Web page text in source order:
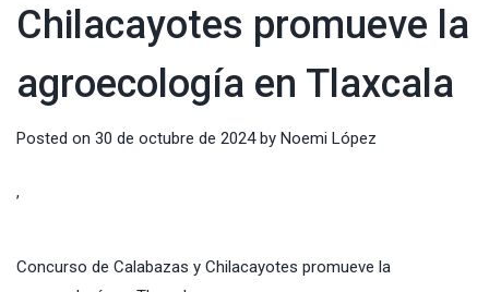
Chilacayotes promueve la
agroecología en Tlaxcala
Posted on 30 de octubre de 2024by Noemi López
,
Concurso de Calabazas y Chilacayotes promueve la